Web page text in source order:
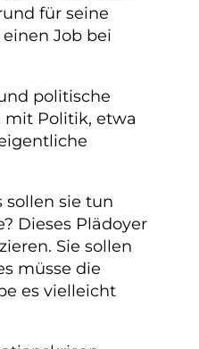
für seine
Job bei
politische
mit Politik, etwa
sollen sie tun
Dieses Plädoyer
Sie sollen
müsse die
es vielleicht